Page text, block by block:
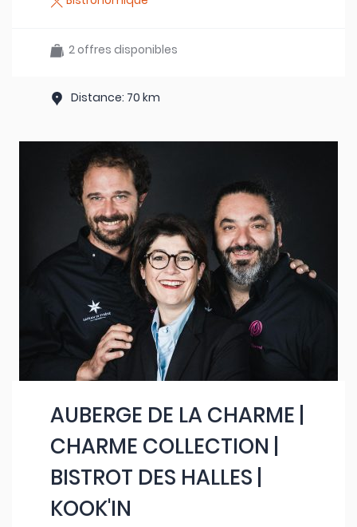
2 offres disponibles
Distance: 70 km
AUBERGE DE LA CHARME |
CHARME COLLECTION |
BISTROT DES HALLES |
KOOK'IN